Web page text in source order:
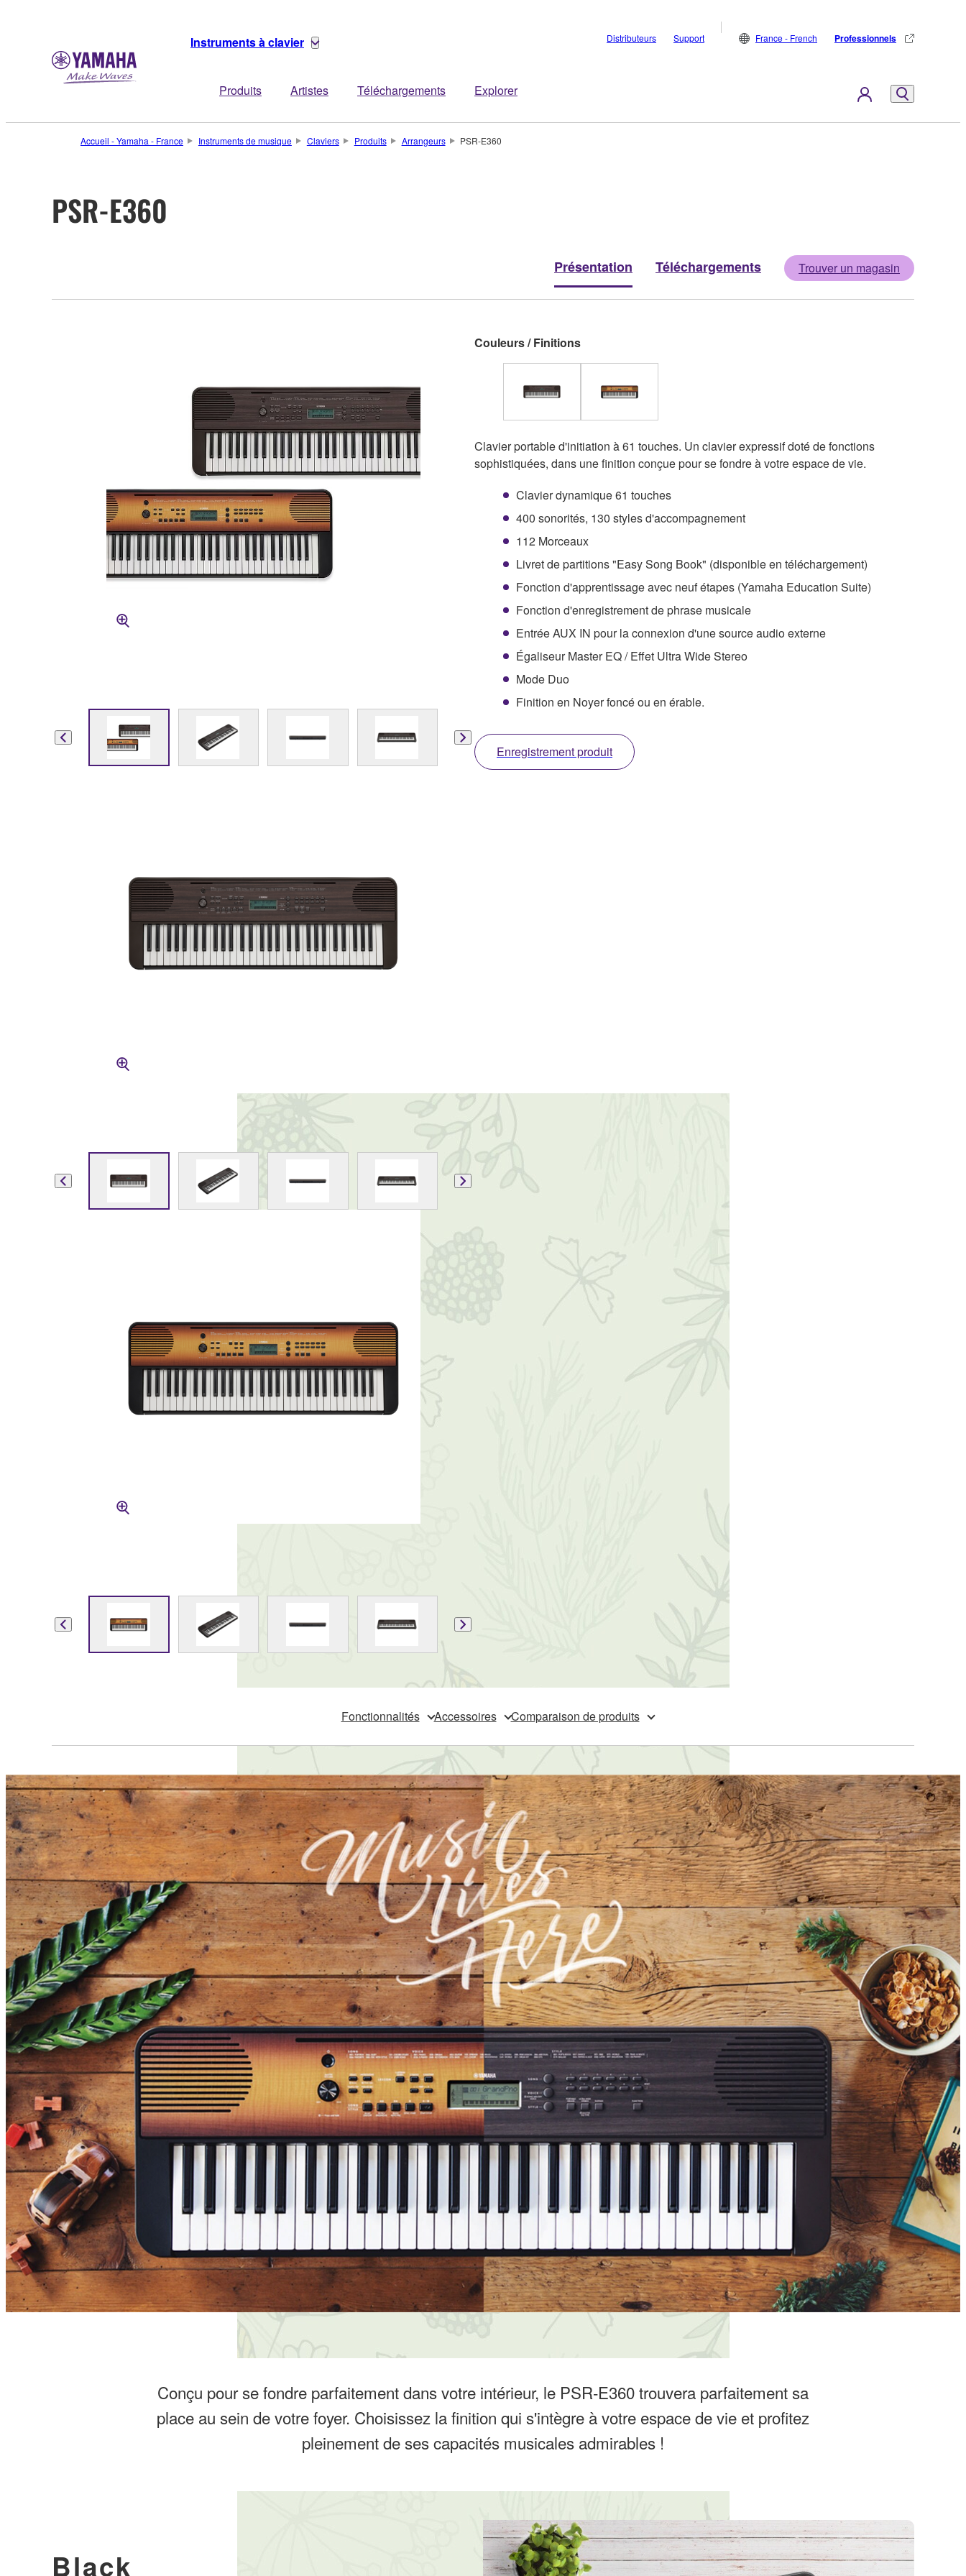
Instruments à clavier
Produits Artistes Téléchargements Explorer
Distributeurs Support France - French Professionnels
Accueil - Yamaha - France Instruments de musique Claviers Produits Arrangeurs PSR-E360
PSR-E360
Présentation Téléchargements Trouver un magasin
Couleurs / Finitions
Clavier portable d'initiation à 61 touches. Un clavier expressif doté de fonctions
sophistiquées, dans une finition conçue pour se fondre à votre espace de vie.
Clavier dynamique 61 touches
400 sonorités, 130 styles d'accompagnement
112 Morceaux
Livret de partitions "Easy Song Book" (disponible en téléchargement)
Fonction d'apprentissage avec neuf étapes (Yamaha Education Suite)
Fonction d'enregistrement de phrase musicale
Entrée AUX IN pour la connexion d'une source audio externe
Égaliseur Master EQ / Effet Ultra Wide Stereo
Mode Duo
Finition en Noyer foncé ou en érable.
Enregistrement produit
Fonctionnalités Accessoires Comparaison de produits
Conçu pour se fondre parfaitement dans votre intérieur, le PSR-E360 trouvera parfaitement sa
place au sein de votre foyer. Choisissez la finition qui s'intègre à votre espace de vie et profitez
pleinement de ses capacités musicales admirables !
Black